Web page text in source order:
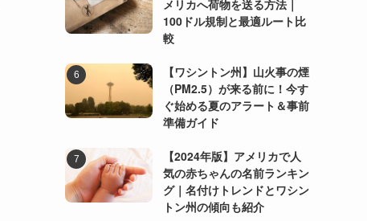
メリカへ荷物を送る方法｜
100ドル規制と最適ルート比
較
【ワシントン州】山火事の煙
（PM2.5）が来る前に！今す
ぐ始める夏のアラート＆事前
準備ガイド
【2024年版】アメリカで人
気の赤ちゃんの名前ランキン
グ｜名付けトレンドとワシン
トン州の傾向も紹介